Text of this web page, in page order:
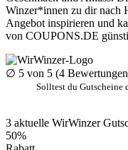
Winzer*innen zu dir nach
Angebot inspirieren und
von COUPONS.DE
∅ 5 von 5 (4
Solltest du Gutscheine
3 aktuelle WirWinzer
50%